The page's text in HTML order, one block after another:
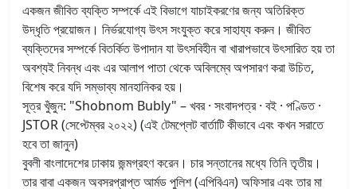
একজন জীবিত ব্যক্তি সম্পর্কে এই বিভাগে যাচাইকরণের জন্য অতিরিক্ত
উদ্ধৃতি প্রয়োজন। নির্ভরযোগ্য উৎস সংযুক্ত করে সাহায্য করুন। জীবিত
ব্যক্তিদের সম্পর্কে বিতর্কিত উপাদান যা উৎসবিহীন বা খারাপভাবে উৎসারিত হয় তা
অবশ্যই নিবন্ধ এবং এর আলাপ পাতা থেকে অবিলম্বে অপসারণ করা উচিত,
বিশেষ করে যদি সম্ভাব্য মানহানিকর হয়।
সূত্র খুঁজুন: "Shobnom Bubly" – খবর · সংবাদপত্র · বই · পণ্ডিত ·
JSTOR (সেপ্টেম্বর ২০২২) (এই টেমপ্লেট বার্তাটি কীভাবে এবং কখন সরাতে
হবে তা জানুন)
বুবলী বাংলাদেশের ঢাকায় জন্মগ্রহণ করেন। চার সন্তানের মধ্যে তিনি তৃতীয়।
তার বাবা একজন অবসরপ্রাপ্ত আর্মড পুলিশ (এপিবিএন) অফিসার এবং তার মা